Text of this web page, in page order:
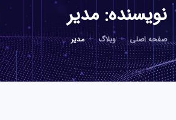
نویسنده: مدیر
صفحه اصلی وبلاگ مدیر